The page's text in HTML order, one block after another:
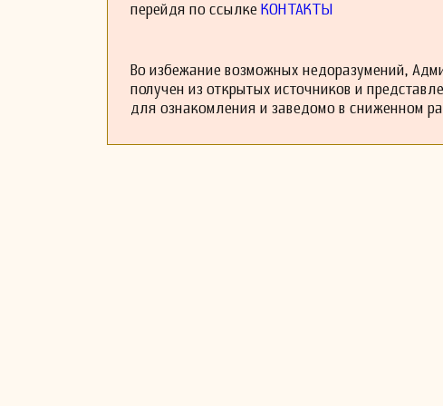
перейдя по ссылке КОНТАКТЫ
Во избежание возможных недоразумений,
получен из открытых источников и
для ознакомления и заведомо в сниженном